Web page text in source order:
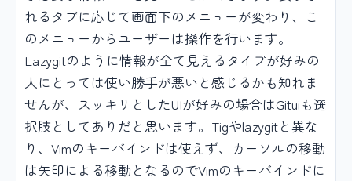
れるタブに応じて画面下のメニューが変わり、こ
のメニューからユーザーは操作を行います。
Lazygitのように情報が全て見えるタイプが好みの
人にとっては使い勝手が悪いと感じるかも知れま
せんが、スッキリとしたUIが好みの場合はGituiも選
択肢としてありだと思います。Tigやlazygitと異な
り、Vimのキーバインドは使えず、カーソルの移動
は矢印による移動となるのでVimのキーバインドに